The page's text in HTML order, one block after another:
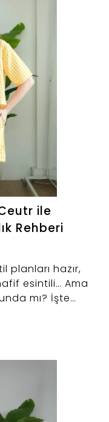
ile
Rehberi
planları hazır,
esintili… Ama
mı? İşte
için burada.